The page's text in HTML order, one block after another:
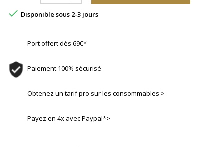
 Disponible sous 2-3 jours
Port offert dès 69€*
Paiement 100% sécurisé
Obtenez un tarif pro sur les consommables >
Payez en 4x avec Paypal*>